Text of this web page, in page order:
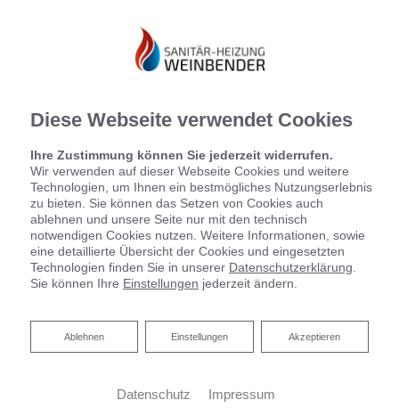
Impressum
Sanitär-/ Heizung Weinbender
Odenwaldstr. 22b
86368 Gersthofen
Telefon:0821 80747923
Telefax:0821 80747924
Diese Webseite verwendet Cookies
Ihre Zustimmung können Sie jederzeit widerrufen.
Wir verwenden auf dieser Webseite Cookies und weitere
Technologien, um Ihnen ein bestmögliches Nutzungserlebnis
zu bieten. Sie können das Setzen von Cookies auch
ablehnen und unsere Seite nur mit den technisch
notwendigen Cookies nutzen. Weitere Informationen, sowie
eine detaillierte Übersicht der Cookies und eingesetzten
Technologien finden Sie in unserer Datenschutzerklärung
Sie können Ihre Einstellungen jederzeit ändern.
Akzeptieren
Einstellungen
Ablehnen
Ablehnen
Datenschutz Impressum